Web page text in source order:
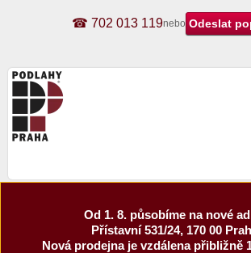
☎ 702 013 119nebo
Od 1. 8. působíme na nové
Přístavní 531/24, 170 00
Nová prodejna je vzdálena přibližně